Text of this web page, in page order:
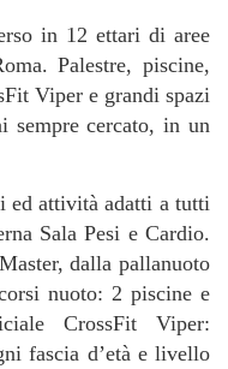
in 12 ettari di aree
Palestre, piscine,
Viper e grandi spazi
sempre cercato, in un
ed attività adatti a tutti
Sala Pesi e Cardio.
dalla pallanuoto
nuoto: 2 piscine e
CrossFit Viper:
fascia d’età e livello